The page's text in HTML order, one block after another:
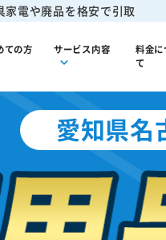
家電や廃品を格安で引取
ての方 サービス内容
料金に
て
愛知県名